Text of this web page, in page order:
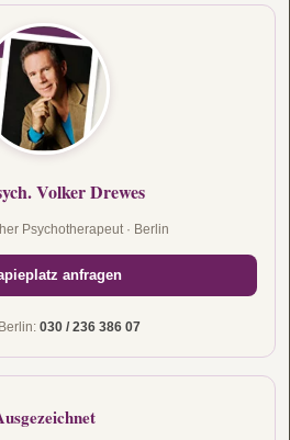
Volker Drewes
Psychotherapeut · Berlin
anfragen
030 / 236 386 07